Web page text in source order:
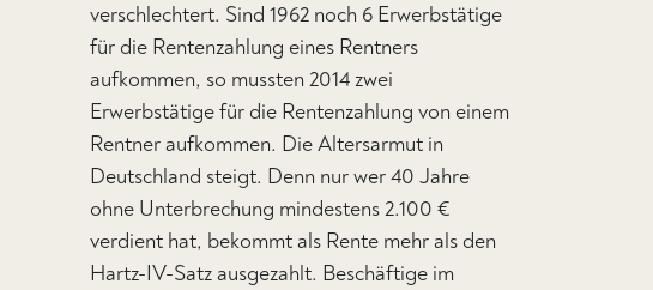
verschlechtert. Sind 1962 noch 6 Erwerbstätige
für die Rentenzahlung eines Rentners
aufkommen, so mussten 2014 zwei
Erwerbstätige für die Rentenzahlung von einem
Rentner aufkommen. Die Altersarmut in
Deutschland steigt. Denn nur wer 40 Jahre
ohne Unterbrechung mindestens 2.100 €
verdient hat, bekommt als Rente mehr als den
Hartz-IV-Satz ausgezahlt. Beschäftige im